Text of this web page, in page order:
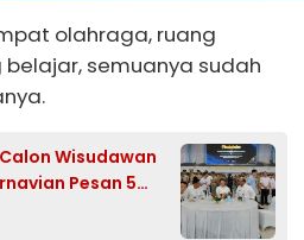
olahraga, ruang
semuanya sudah
Wisudawan
Pesan 5